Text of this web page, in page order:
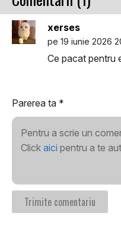
xerses
pe 19 iunie 2026
Ce pacat pentru
Parerea ta *
Pentru a scrie un
Click aici pentru a te